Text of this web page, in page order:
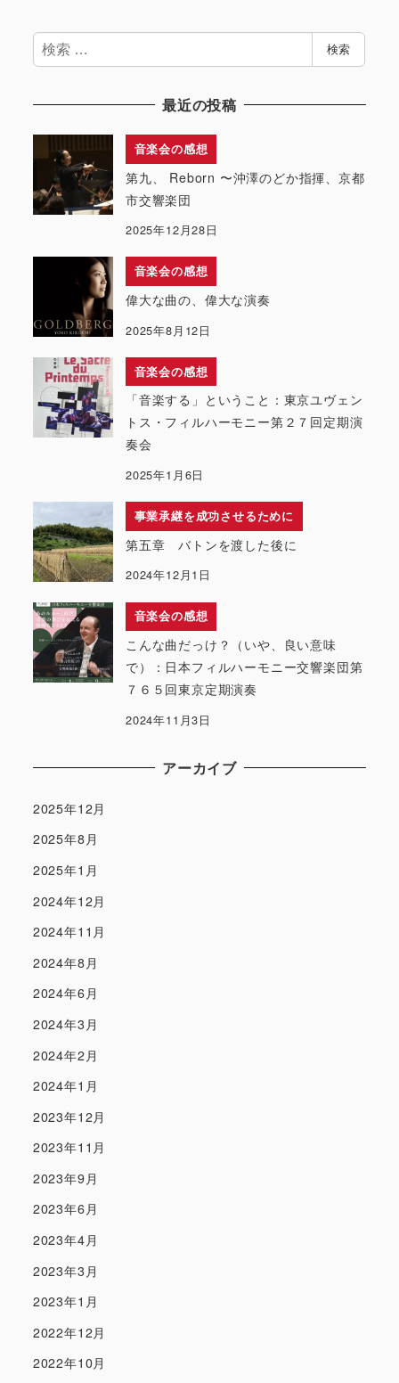
検
索
検索
最近の投稿
音楽会の感想
第九、 Reborn 〜沖澤のどか指揮、京都
市交響楽団
2025年12月28日
音楽会の感想
偉大な曲の、偉大な演奏
2025年8月12日
音楽会の感想
「音楽する」ということ：東京ユヴェン
トス・フィルハーモニー第２７回定期演
奏会
2025年1月6日
事業承継を成功させるために
第五章 バトンを渡した後に
2024年12月1日
音楽会の感想
こんな曲だっけ？（いや、良い意味
で）：日本フィルハーモニー交響楽団第
７６５回東京定期演奏
2024年11月3日
アーカイブ
2025年12月
2025年8月
2025年1月
2024年12月
2024年11月
2024年8月
2024年6月
2024年3月
2024年2月
2024年1月
2023年12月
2023年11月
2023年9月
2023年6月
2023年4月
2023年3月
2023年1月
2022年12月
2022年10月